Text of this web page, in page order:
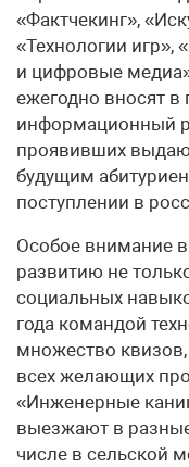
«Фактчекинг»,
«Технологии игр»,
и цифровые
ежегодно вносят в
информационный
проявивших
будущим
поступлении в
Особое внимание
развитию не
социальных
года командой
множество
всех желающих
«Инженерные
выезжают в
числе в сельской